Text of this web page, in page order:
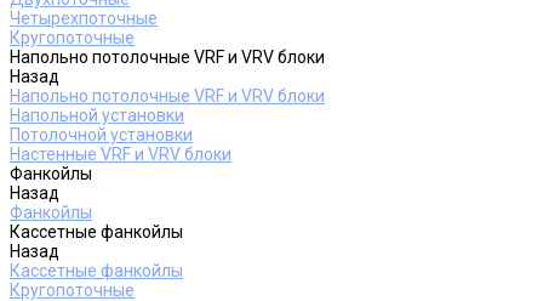
Четырехпоточные
Кругопоточные
Напольно потолочные VRF и VRV блоки
Назад
Напольно потолочные VRF и VRV блоки
Напольной установки
Потолочной установки
Настенные VRF и VRV блоки
Фанкойлы
Назад
Фанкойлы
Кассетные фанкойлы
Назад
Кассетные фанкойлы
Кругопоточные